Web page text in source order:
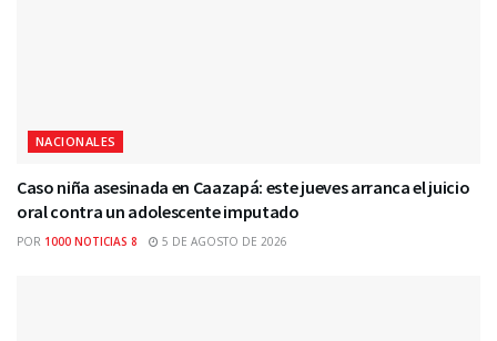
NACIONALES
Caso niña asesinada en Caazapá: este jueves arranca el juicio
oral contra un adolescente imputado
POR 1000 NOTICIAS 8 5 DE AGOSTO DE 2026